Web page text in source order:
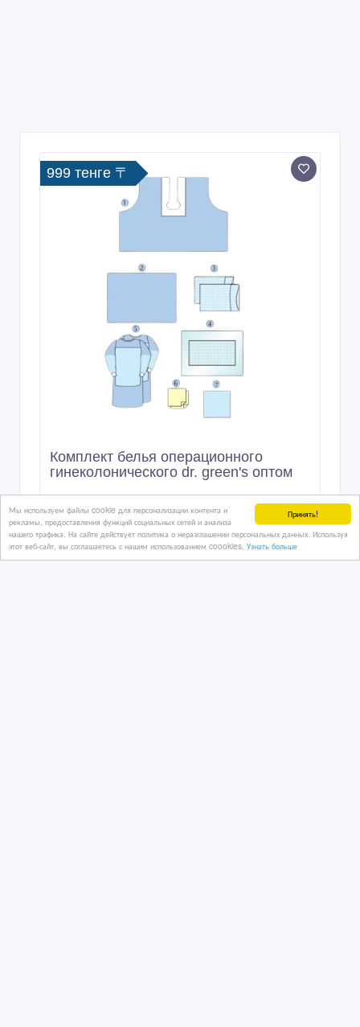
Принять!
Мы используем файлы cookie для персонализации контента и
рекламы, предоставления функций социальных сетей и анализа
нашего трафика. На сайте действует политика о неразглашении персональных данных. Используя
этот веб-сайт, вы соглашаетесь с нашим использованием coookies. Узнать больше
999 тенге 〒
Комплект белья операционного
гинеколонического dr. green's оптом
11/12/2023 12:08
Медицинское оборудование